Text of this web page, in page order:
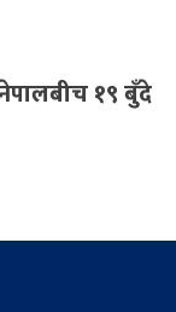
१९ बुँदे